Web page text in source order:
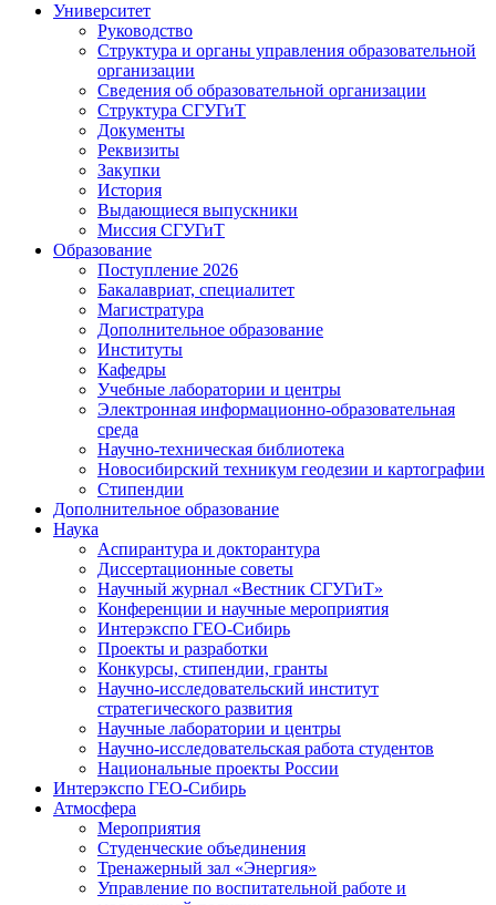
Университет
Руководство
Структура и органы управления образовательной
организации
Сведения об образовательной организации
Структура СГУГиТ
Документы
Реквизиты
Закупки
История
Выдающиеся выпускники
Миссия СГУГиТ
Образование
Поступление 2026
Бакалавриат, специалитет
Магистратура
Дополнительное образование
Институты
Кафедры
Учебные лаборатории и центры
Электронная информационно-образовательная
среда
Научно-техническая библиотека
Новосибирский техникум геодезии и картографии
Стипендии
Дополнительное образование
Наука
Аспирантура и докторантура
Диссертационные советы
Научный журнал «Вестник СГУГиТ»
Конференции и научные мероприятия
Интерэкспо ГЕО-Сибирь
Проекты и разработки
Конкурсы, стипендии, гранты
Научно-исследовательский институт
стратегического развития
Научные лаборатории и центры
Научно-исследовательская работа студентов
Национальные проекты России
Интерэкспо ГЕО-Сибирь
Атмосфера
Мероприятия
Студенческие объединения
Тренажерный зал «Энергия»
Управление по воспитательной работе и